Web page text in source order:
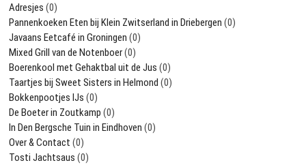
Adresjes (0)
Pannenkoeken Eten bij Klein Zwitserland in Driebergen (0)
Javaans Eetcafé in Groningen (0)
Mixed Grill van de Notenboer(0)
Boerenkool met Gehaktbal uit de Jus (0)
Taartjes bij Sweet Sisters in Helmond (0)
Bokkenpootjes IJs (0)
De Boeter in Zoutkamp (0)
In Den Bergsche Tuin in Eindhoven (0)
Over & Contact (0)
Tosti Jachtsaus (0)